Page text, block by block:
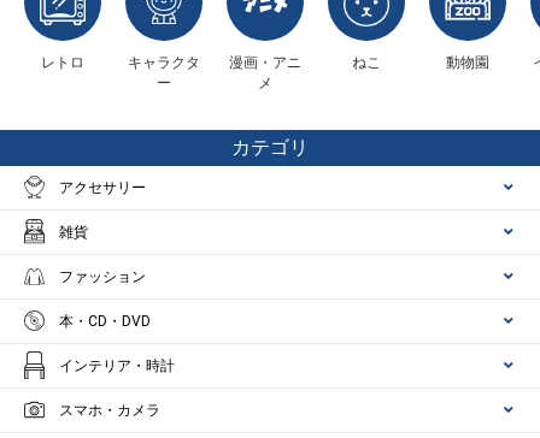
レトロ
キャラクタ
ー
漫画・アニ
メ
ねこ 動物園
カテゴリ
アクセサリー
雑貨
ファッション
本・CD・DVD
インテリア・時計
スマホ・カメラ